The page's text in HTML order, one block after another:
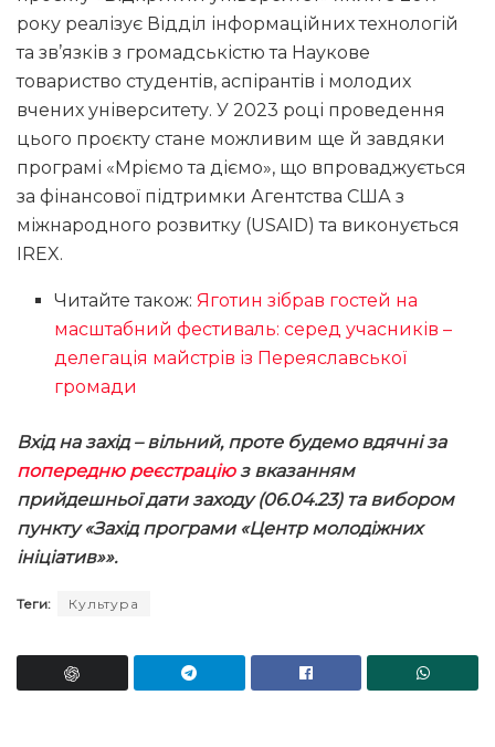
року реалізує Відділ інформаційних технологій
та зв’язків з громадськістю та Наукове
товариство студентів, аспірантів і молодих
вчених університету. У 2023 році проведення
цього проєкту стане можливим ще й завдяки
програмі «Мріємо та діємо», що впроваджується
за фінансової підтримки Агентства США з
міжнародного розвитку (USAID) та виконується
IREX.
Читайте також:Яготин зібрав гостей на
масштабний фестиваль: серед учасників –
делегація майстрів із Переяславської
громади
Вхід на захід – вільний, проте будемо вдячні за
попередню реєстраціюз вказанням
прийдешньої дати заходу (06.04.23) та вибором
пункту «Захід програми «Центр молодіжних
ініціатив»».
Теги: Культура